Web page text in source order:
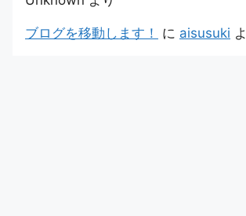
ブログを移動します！ に aisusuki